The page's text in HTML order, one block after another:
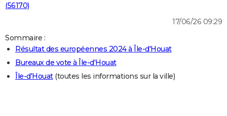
Mobiles
Meilleur smartphone
Internet
Ordinateurs
Jeux vidéo
Guide high-tech
+
BRICOLAGE
Guides de France
Escapades
Patrimoine
Expositions
Musées
Week-end nature
LIFESTYLE
Art de vivre
Bien-être
Loisirs
Mode
Modes de vie
(56170)
17/06/26 09:29
Sommaire :
Résultat des européennes 2024 à Île-d'Houat
Bureaux de vote à Île-d'Houat
Île-d'Houat(toutes les informations sur la ville)